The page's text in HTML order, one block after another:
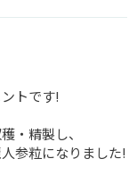
トです!
・精製し、
参粒になりました!